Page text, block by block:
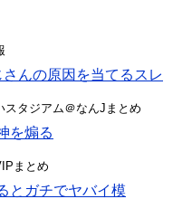
んの原因を当てるスレ
スタジアム＠なんJまとめ
を煽る
まとめ
とガチでヤバイ模